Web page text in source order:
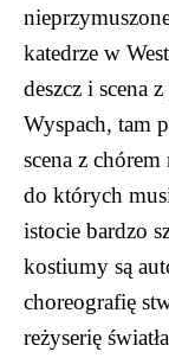
katedrze w
deszcz i scena
Wyspach, tam
scena z
do których
istocie bardzo
kostiumy są
choreografię
reżyserię